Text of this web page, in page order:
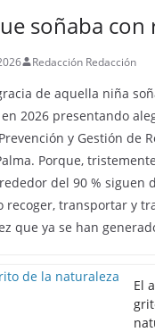
soñaba con
Redacción Redacción
de aquella niña
2026 presentando
y Gestión de
Porque,
del 90 % siguen
recoger, transportar y
que ya se han
El